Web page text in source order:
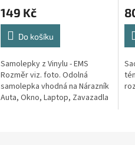
149 Kč
Do košíku
Samolepky z Vinylu - EMS
Rozměr viz. foto. Odolná
samolepka vhodná na Nárazník
Auta, Okno, Laptop, Zavazadla